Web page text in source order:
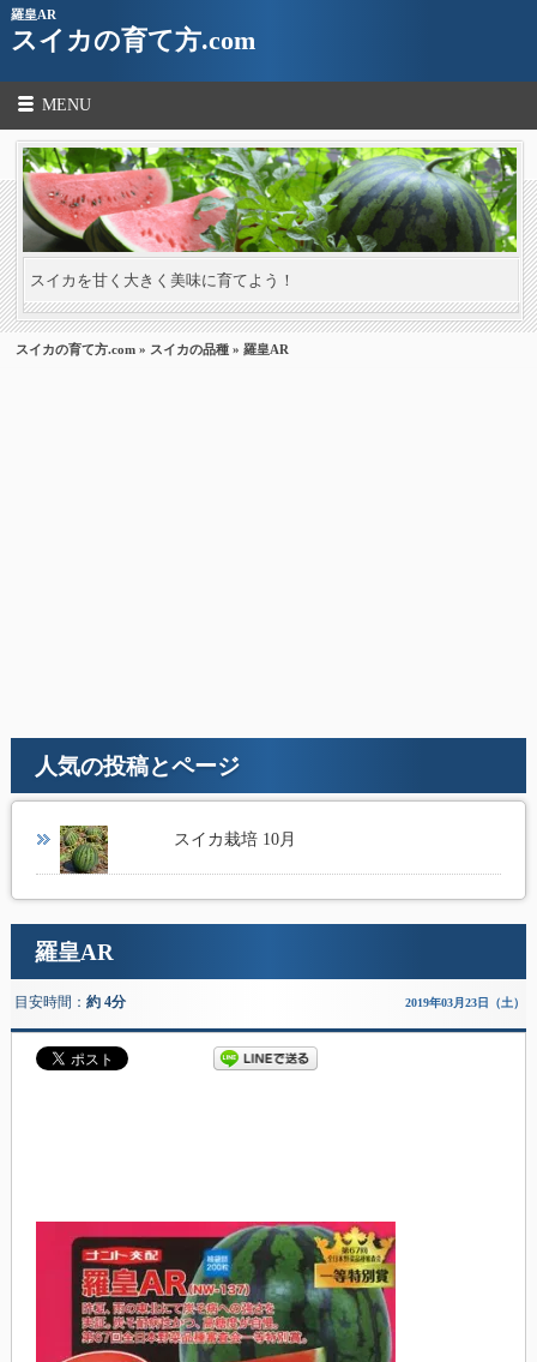
羅皇AR
スイカの育て方.com
MENU
スイカを甘く大きく美味に育てよう！
スイカの育て方.com » スイカの品種 » 羅皇AR
人気の投稿とページ
スイカ栽培 10月
羅皇AR
目安時間： 約 4分 2019年03月23日（土）